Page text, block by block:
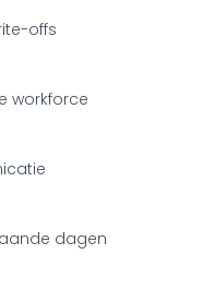
offs
workforce
dagen